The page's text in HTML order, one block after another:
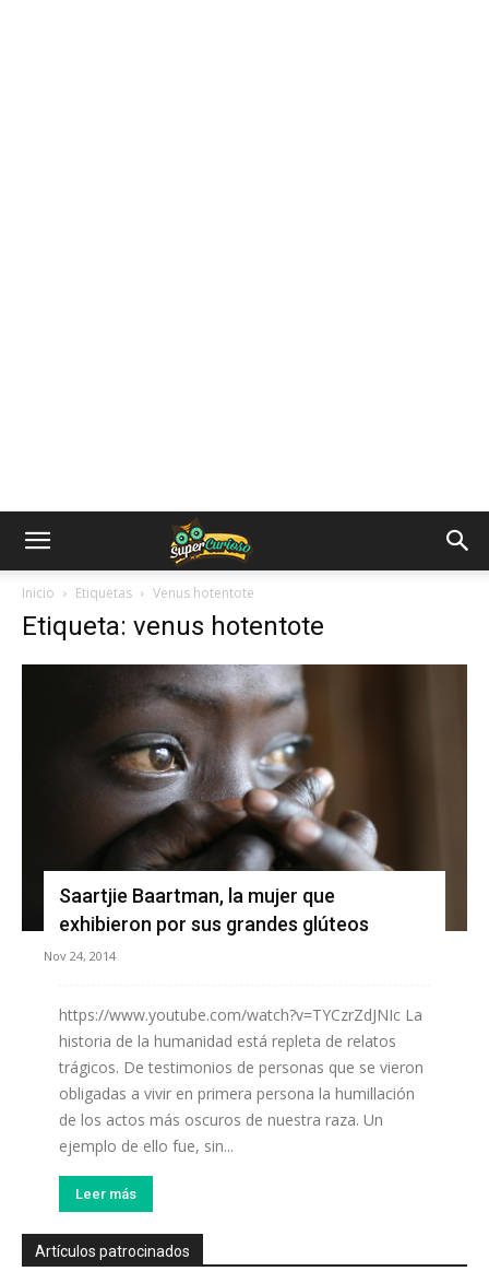
Inicio Etiquetas Venus hotentote
Etiqueta: venus hotentote
Saartjie Baartman, la mujer que
exhibieron por sus grandes glúteos
Nov 24, 2014
https://www.youtube.com/watch?v=TYCzrZdJNIc La
historia de la humanidad está repleta de relatos
trágicos. De testimonios de personas que se vieron
obligadas a vivir en primera persona la humillación
de los actos más oscuros de nuestra raza. Un
ejemplo de ello fue, sin...
Leer más
Artículos patrocinados